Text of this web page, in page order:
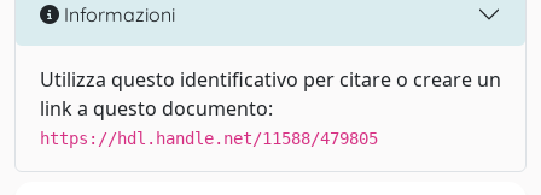
Informazioni
Utilizza questo identificativo per citare o creare un
link a questo documento:
https://hdl.handle.net/11588/479805